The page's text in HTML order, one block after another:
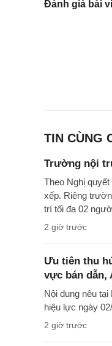
Đánh giá bài
TIN CÙNG
Trường nội
Theo Nghị
xếp. Riêng
trí tối đa 02
2 giờ trước
Ưu tiên thu
vực bán dẫn,
Nội dung nêu
hiệu lực ngày
2 giờ trước